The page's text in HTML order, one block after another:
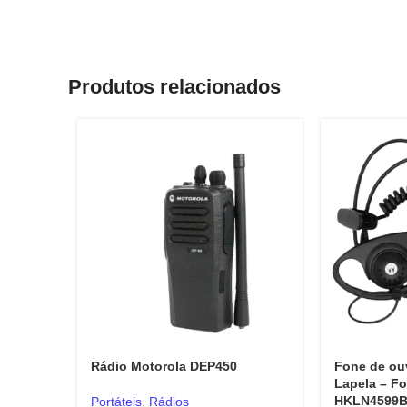
Produtos relacionados
Rádio Motorola DEP450
Portáteis Rádios
Fone de
Lapela –
HKLN4599B